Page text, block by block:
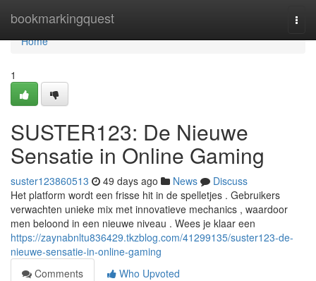
bookmarkingquest
Home
Home
1
SUSTER123: De Nieuwe
Sensatie in Online Gaming
suster123860513 49 days ago News
Discuss
Het platform wordt een frisse hit in de spelletjes . Gebruikers
verwachten unieke mix met innovatieve mechanics , waardoor
men beloond in een nieuwe niveau . Wees je klaar een
https://zaynabnltu836429.tkzblog.com/41299135/suster123-de-
nieuwe-sensatie-in-online-gaming
Comments
Who Upvoted